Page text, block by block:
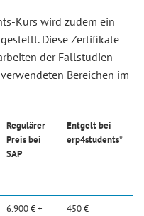
Kurs wird zudem ein
Diese Zertifikate
der Fallstudien
Bereichen im
Regulärer
Preis bei
SAP
Entgelt bei
erp4students*
6.900 € +
450 €